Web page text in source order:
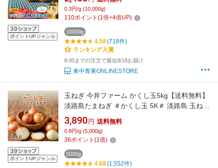
ポイントUPジャンル
限定品 絶品玉ねぎ ブランド玉ねぎ うずしお甘
玉ねぎ ひょうご安心ブランド認証玉ねぎ
0.3円/g (10,000g)
110ポイント (1倍+4倍UP)
10000g
4.58(718件)
ランキング入賞
8:00までの注文で最短8/18お届け
東中青果ONLINESTORE
ポイントUPジャンル
玉ねぎ 今井ファーム かくし玉5kg【送料無料】
淡路島たまねぎ ＃かくし玉 5K＃ 淡路島 玉ねぎ
淡路島たまねぎかくし玉 たまねぎ たまねぎ葱
玉ねぎ お試し
3,890 円 送料無料
0.8円/g (5,000g)
36ポイント (1倍)
5000g
4.68(1,552件)